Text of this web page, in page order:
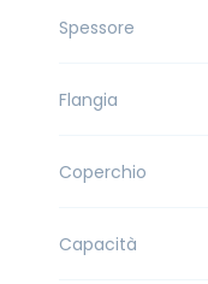
Spessore
Flangia
Coperchio
Capacità